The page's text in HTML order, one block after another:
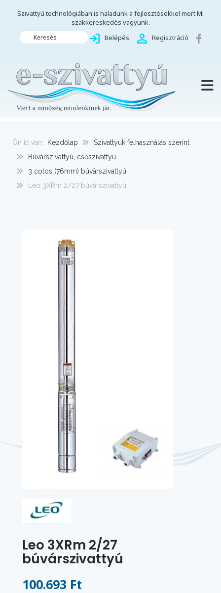
Szivattyú technológiában is haladunk a fejlesztésekkel mert Mi
szakkereskedés vagyunk.
Keresés Belépés Regisztráció
Ön itt van: Kezdőlap
Szivattyúk felhasználás szerint
Búvárszivattyú, csőszivattyú
3 colos (76mm) búvárszivattyú
Leo 3XRm 2/27 búvárszivattyú
Leo 3XRm 2/27
búvárszivattyú
100.693 Ft